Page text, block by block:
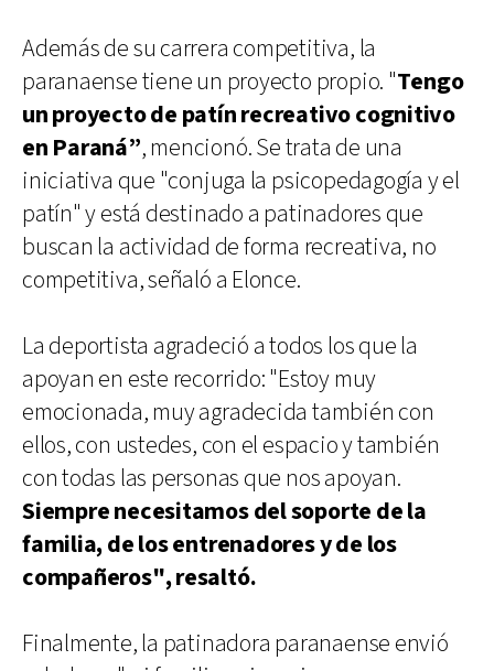
Además de su carrera competitiva, la
paranaense tiene un proyecto propio. "Tengo
un proyecto de patín recreativo cognitivo
en Paraná”, mencionó. Se trata de una
iniciativa que "conjuga la psicopedagogía y el
patín" y está destinado a patinadores que
buscan la actividad de forma recreativa, no
competitiva, señaló a Elonce.
La deportista agradeció a todos los que la
apoyan en este recorrido: "Estoy muy
emocionada, muy agradecida también con
ellos, con ustedes, con el espacio y también
con todas las personas que nos apoyan.
Siempre necesitamos del soporte de la
familia, de los entrenadores y de los
compañeros", resaltó.
Finalmente, la patinadora paranaense envió